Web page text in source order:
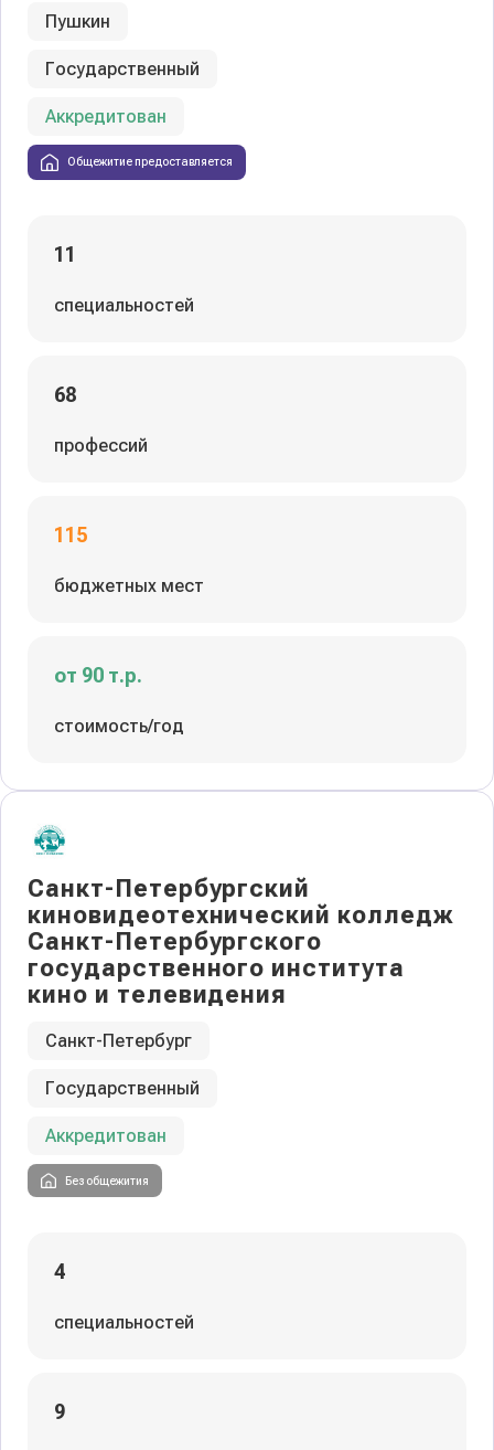
Пушкин
Государственный
Аккредитован
Общежитие предоставляется
11
специальностей
68
профессий
115
бюджетных мест
от 90 т.р.
стоимость/год
Санкт-Петербургский
киновидеотехнический колледж
Санкт-Петербургского
государственного института
кино и телевидения
Санкт-Петербург
Государственный
Аккредитован
Без общежития
4
специальностей
9